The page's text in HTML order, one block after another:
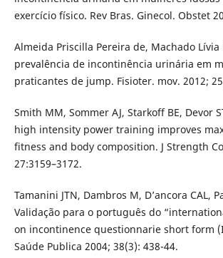
exercício físico. Rev Bras. Ginecol. Obstet
Almeida Priscilla Pereira de, Machado Lívia
prevalência de incontinência urinária em
praticantes de jump. Fisioter. mov. 2012;
Smith MM, Sommer AJ, Starkoff BE, Devor
high intensity power training improves
fitness and body composition. J Strength
27:3159–3172.
Tamanini JTN, Dambros M, D’ancora CAL,
Validação para o português do
on incontinence questionnarie short form
Saúde Publica 2004; 38(3): 438-44.